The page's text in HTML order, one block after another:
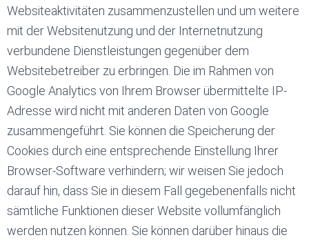
Websiteaktivitäten zusammenzustellen und um weitere
mit der Websitenutzung und der Internetnutzung
verbundene Dienstleistungen gegenüber dem
Websitebetreiber zu erbringen. Die im Rahmen von
Google Analytics von Ihrem Browser übermittelte IP-
Adresse wird nicht mit anderen Daten von Google
zusammengeführt. Sie können die Speicherung der
Cookies durch eine entsprechende Einstellung Ihrer
Browser-Software verhindern; wir weisen Sie jedoch
darauf hin, dass Sie in diesem Fall gegebenenfalls nicht
sämtliche Funktionen dieser Website vollumfänglich
werden nutzen können. Sie können darüber hinaus die